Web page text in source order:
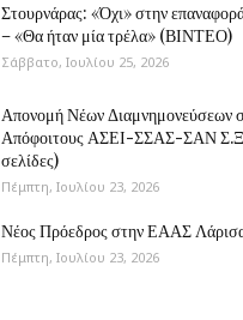
Στουρνάρας: «Όχι» στην
– «Θα ήταν μία τρέλα» (ΒΙΝΤΕΟ)
Σάββατο, Ιουλίου 25, 2026
Απονομή Νέων Διαμνημονεύσεων
Απόφοιτους ΑΣΕΙ-ΣΣΑΣ-ΣΑΝ
σελίδες)
Πέμπτη, Ιουλίου 23, 2026
Νέος Πρόεδρος στην ΕΑΑΣ
Πέμπτη, Ιουλίου 23, 2026